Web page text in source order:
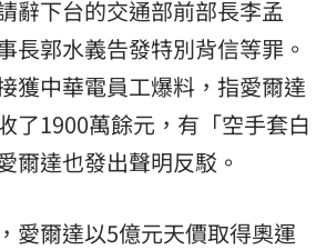
辭下台的交通部前部長李孟
長郭水義告發特別背信等罪。
獲中華電員工爆料，指愛爾達
了1900萬餘元，有「空手套白
爾達也發出聲明反駁。
愛爾達以5億元天價取得奧運